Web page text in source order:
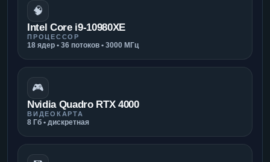
🧠
Intel Core i9-10980XE
ПРОЦЕССОР
18 ядер • 36 потоков • 3000 МГц
🎮
Nvidia Quadro RTX 4000
ВИДЕОКАРТА
8 Гб • дискретная